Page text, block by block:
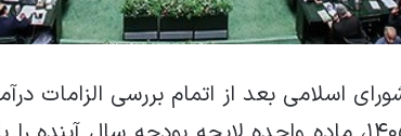
اسلامی بعد از اتمام بررسی الزامات